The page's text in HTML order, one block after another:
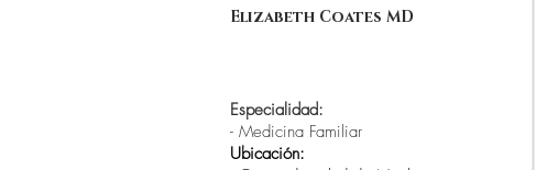
Elizabeth Coates MD
Especialidad:
- Medicina Familiar
Ubicación: